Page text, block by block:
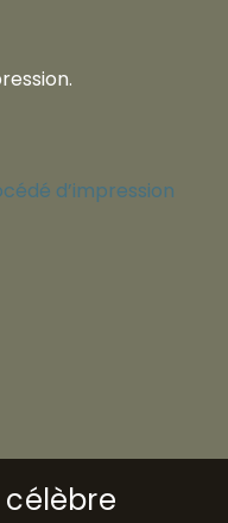
d’impression